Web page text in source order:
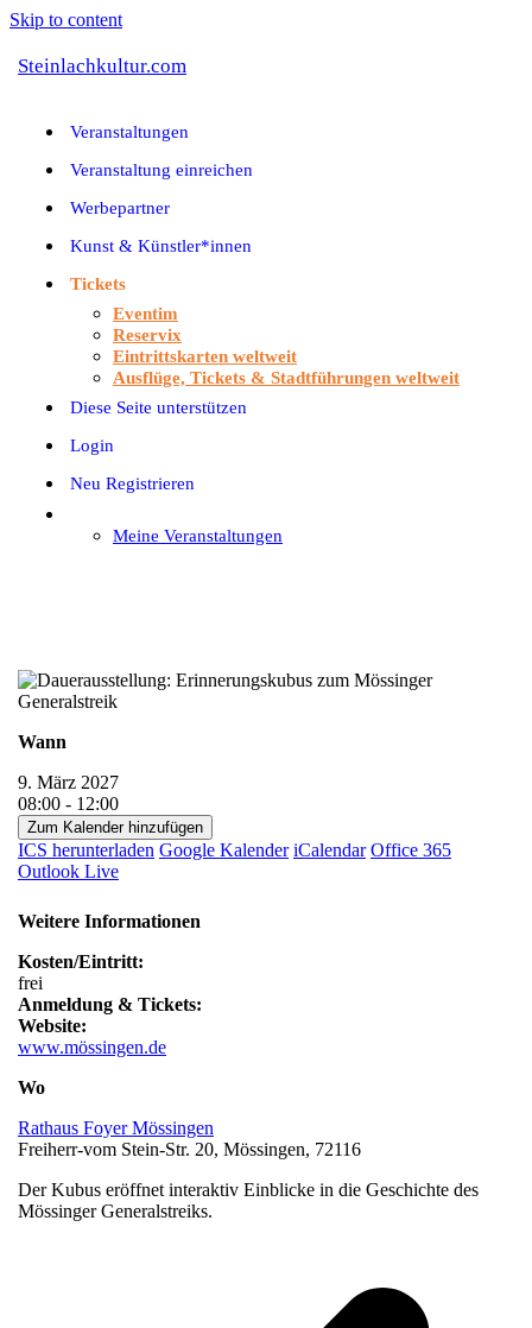
Skip to content
Steinlachkultur.com
Veranstaltungen
Veranstaltung einreichen
Werbepartner
Kunst & Künstler*innen
Tickets
Eventim
Reservix
Eintrittskarten weltweit
Ausflüge, Tickets & Stadtführungen weltweit
Diese Seite unterstützen
Login
Neu Registrieren
Meine Veranstaltungen
Wann
9. März 2027
08:00 - 12:00
Zum Kalender hinzufügen
ICS herunterladen Google Kalender iCalendar Office 365
Outlook Live
Weitere Informationen
Kosten/Eintritt:
frei
Anmeldung & Tickets:
Website:
www.mössingen.de
Wo
Rathaus Foyer Mössingen
Freiherr-vom Stein-Str. 20, Mössingen, 72116
Der Kubus eröffnet interaktiv Einblicke in die Geschichte des
Mössinger Generalstreiks.